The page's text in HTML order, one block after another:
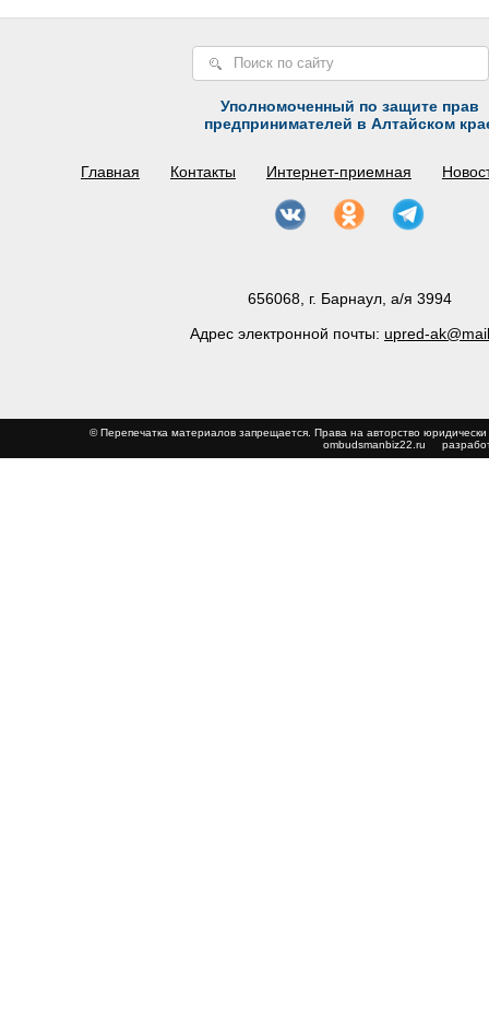
Уполномоченный по защите прав
предпринимателей в Алтайском
Главная Контакты Интернет-приемная
656068, г. Барнаул, а/я 3994
Адрес электронной почты: upred-
© Перепечатка материалов запрещается. Права на авторство
ombudsmanbiz22.ru